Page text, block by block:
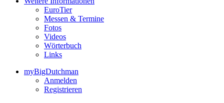
EuroTier
Messen & Termine
Fotos
Videos
Wörterbuch
Links
myBigDutchman
Anmelden
Registrieren